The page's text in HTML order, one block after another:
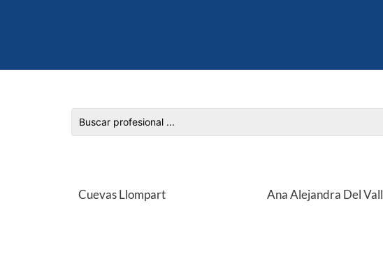
Cuevas Llompart Ana Alejandra Del